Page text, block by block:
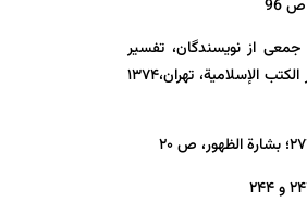
از نویسندگان، تفسیر
نمونه، ج ۱۴ ص ۴۵ ۴۶، دار الکتب الإسلامیة، تهران،‌۱۳۷۴